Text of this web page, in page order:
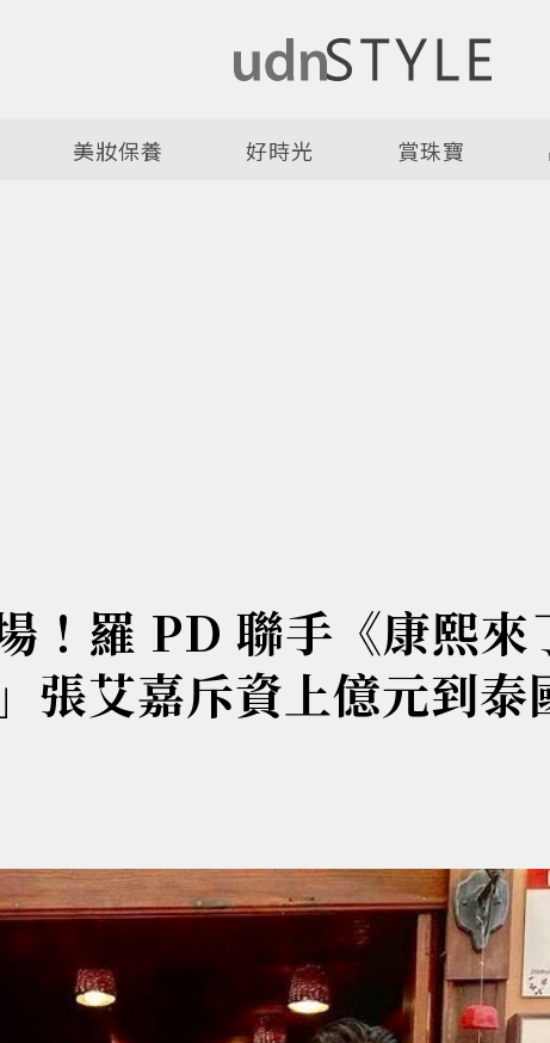
美妝保養 好時光 賞珠寶
！羅 PD 聯手《康熙來
張艾嘉斥資上億元到泰